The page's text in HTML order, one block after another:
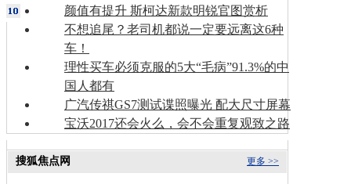
颜值有提升 斯柯达新款明锐官图赏析
不想追尾？老司机都说一定要远离这6种
车！
理性买车必须克服的5大“毛病”91.3%的中
国人都有
广汽传祺GS7测试谍照曝光 配大尺寸屏幕
宝沃2017还会火么，会不会重复观致之路
更多 >>
搜狐焦点网